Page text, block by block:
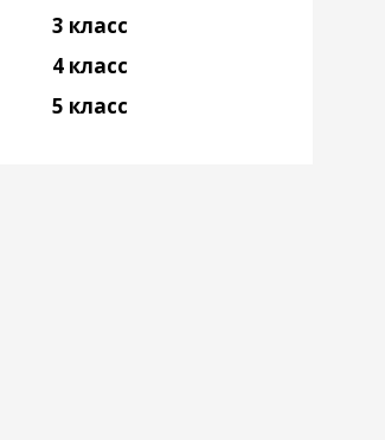
3 класс
4 класс
5 класс